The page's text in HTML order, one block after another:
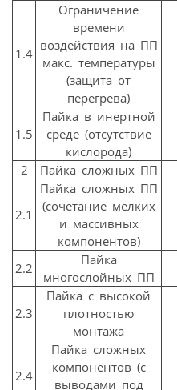
1.4
Ограничение
времени
воздействия на ПП
макс. температуры
(защита от
перегрева)
1.5
Пайка в инертной
среде (отсутствие
кислорода)
2 Пайка сложных ПП
2.1
Пайка сложных ПП
(сочетание мелких
и массивных
компонентов)
2.2
Пайка
многослойных ПП
2.3
Пайка с высокой
плотностью
монтажа
2.4
Пайка сложных
компонентов (с
выводами под